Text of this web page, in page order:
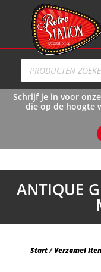
Producten
zoeken
Schrijf je in voor onze
die op de hoogte
ANTIQUE
Start/Verzamel